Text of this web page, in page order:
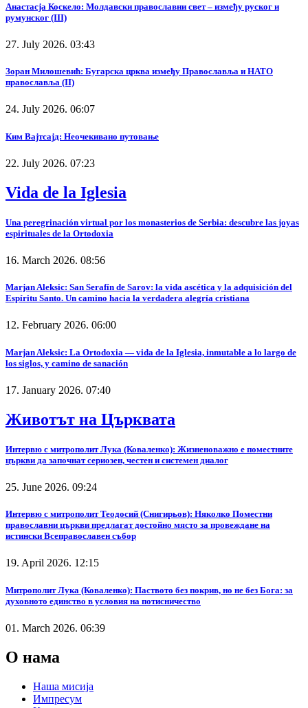
Анастасја Коскело: Молдавски православни свет – између руског и
румунског (III)
27. July 2026. 03:43
Зоран Милошевић: Бугарска црква између Православља и НАТО
православља (II)
24. July 2026. 06:07
Ким Вајтсајд: Неочекивано путовање
22. July 2026. 07:23
Vida de la Iglesia
Una peregrinación virtual por los monasterios de Serbia: descubre las joyas
espirituales de la Ortodoxia
16. March 2026. 08:56
Marjan Aleksic: San Serafín de Sarov: la vida ascética y la adquisición del
Espíritu Santo. Un camino hacia la verdadera alegría cristiana
12. February 2026. 06:00
Marjan Aleksic: La Ortodoxia — vida de la Iglesia, inmutable a lo largo de
los siglos, y camino de sanación
17. January 2026. 07:40
Животът на Църквата
Интервю с митрополит Лука (Коваленко): Жизненоважно е поместните
църкви да започнат сериозен, честен и системен диалог
25. June 2026. 09:24
Интервю с митрополит Теодосий (Снигирьов): Няколко Поместни
православни църкви предлагат достойно място за провеждане на
истински Всеправославен събор
19. April 2026. 12:15
Митрополит Лука (Коваленко): Паството без покрив, но не без Бога: за
духовното единство в условия на потисничество
01. March 2026. 06:39
О нама
Наша мисија
Импресум